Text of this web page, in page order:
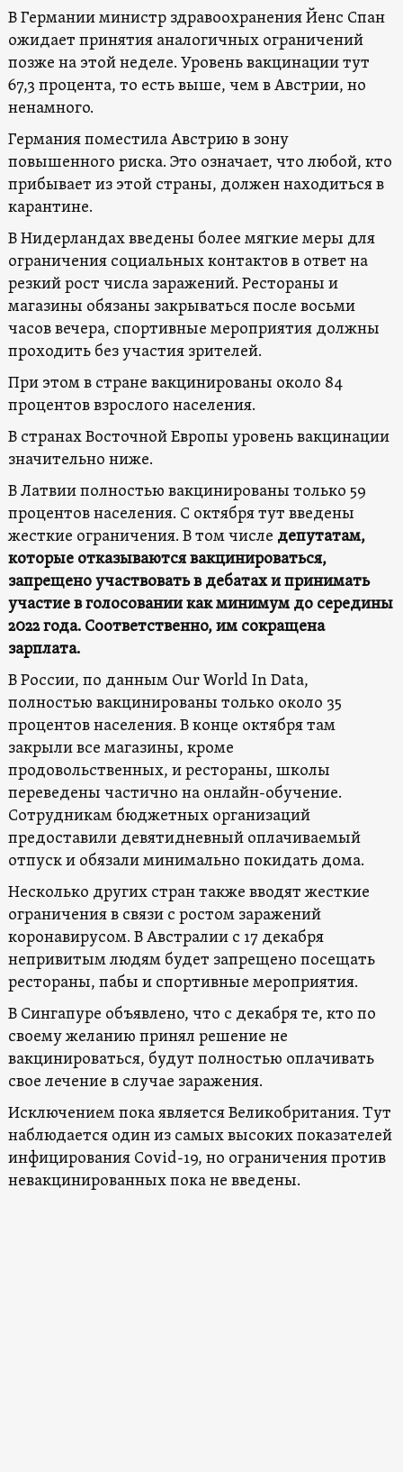
В Германии министр здравоохранения Йенс Спан
ожидает принятия аналогичных ограничений
позже на этой неделе. Уровень вакцинации тут
67,3 процента, то есть выше, чем в Австрии, но
ненамного.
Германия поместила Австрию в зону
повышенного риска. Это означает, что любой, кто
прибывает из этой страны, должен находиться в
карантине.
В Нидерландах введены более мягкие меры для
ограничения социальных контактов в ответ на
резкий рост числа заражений. Рестораны и
магазины обязаны закрываться после восьми
часов вечера, спортивные мероприятия должны
проходить без участия зрителей.
При этом в стране вакцинированы около 84
процентов взрослого населения.
В странах Восточной Европы уровень вакцинации
значительно ниже.
В Латвии полностью вакцинированы только 59
процентов населения. С октября тут введены
жесткие ограничения. В том числе депутатам,
которые отказываются вакцинироваться,
запрещено участвовать в дебатах и принимать
участие в голосовании как минимум до середины
2022 года. Соответственно, им сокращена
зарплата.
В России, по данным Our World In Data,
полностью вакцинированы только около 35
процентов населения. В конце октября там
закрыли все магазины, кроме
продовольственных, и рестораны, школы
переведены частично на онлайн-обучение.
Сотрудникам бюджетных организаций
предоставили девятидневный оплачиваемый
отпуск и обязали минимально покидать дома.
Несколько других стран также вводят жесткие
ограничения в связи с ростом заражений
коронавирусом. В Австралии с 17 декабря
непривитым людям будет запрещено посещать
рестораны, пабы и спортивные мероприятия.
В Сингапуре объявлено, что с декабря те, кто по
своему желанию принял решение не
вакцинироваться, будут полностью оплачивать
свое лечение в случае заражения.
Исключением пока является Великобритания. Тут
наблюдается один из самых высоких показателей
инфицирования Covid-19, но ограничения против
невакцинированных пока не введены.